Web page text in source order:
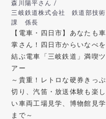
森川陽平さん /
三岐鉄道株式会社 鉄道部技術
課 係長
【電車・四日市】あなたも車
掌さん！四日市からいなべを
結ぶ電車「三岐鉄道」満喫ツ
アー
～貴重！レトロな硬券きっぷ
切り、汽笛・放送体験も楽し
い車両工場見学、博物館見学
まで～